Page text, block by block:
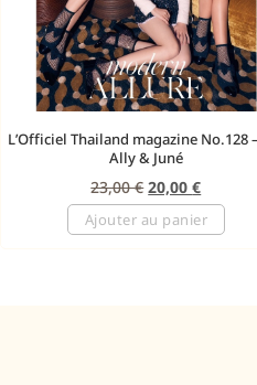
L’Officiel Thailand magazine No.128
Ally & Juné
23,00€ 20,00€
Ajouter au panier